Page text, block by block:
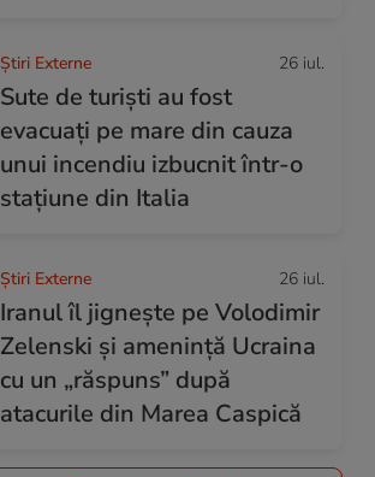
Știri Externe 26 iul.
Sute de turiști au fost
evacuați pe mare din cauza
unui incendiu izbucnit într-o
stațiune din Italia
Știri Externe 26 iul.
Iranul îl jignește pe Volodimir
Zelenski și amenință Ucraina
cu un „răspuns” după
atacurile din Marea Caspică